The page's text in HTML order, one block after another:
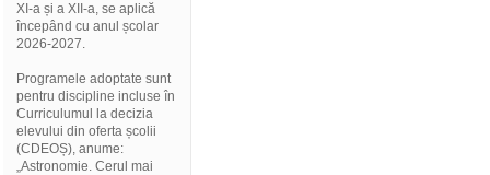
XI-a și a XII-a, se aplică
începând cu anul școlar
2026-2027.
Programele adoptate sunt
pentru discipline incluse în
Curriculumul la decizia
elevului din oferta școlii
(CDEOȘ), anume:
„Astronomie. Cerul mai